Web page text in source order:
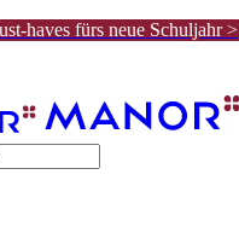
haves fürs neue Schuljahr >